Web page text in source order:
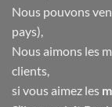
Nous pouvons
pays),
Nous aimons les
clients,
si vous aimez les